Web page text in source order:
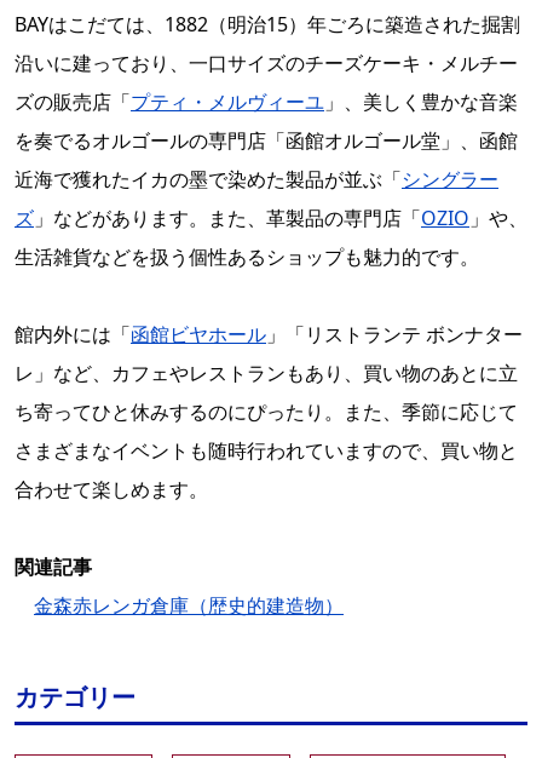
BAYはこだては、1882（明治15）年ごろに築造された掘割
沿いに建っており、一口サイズのチーズケーキ・メルチー
ズの販売店「プティ・メルヴィーユ 」、美しく豊かな音楽
を奏でるオルゴールの専門店「函館オルゴール堂」、函館
近海で獲れたイカの墨で染めた製品が並ぶ「シングラー
ズ 」などがあります。また、革製品の専門店「OZIO 」や、
生活雑貨などを扱う個性あるショップも魅力的です。
館内外には「函館ビヤホール 」「リストランテ ボンナター
レ」など、カフェやレストランもあり、買い物のあとに立
ち寄ってひと休みするのにぴったり。また、季節に応じて
さまざまなイベントも随時行われていますので、買い物と
合わせて楽しめます。
関連記事
金森赤レンガ倉庫（歴史的建造物）
カテゴリー